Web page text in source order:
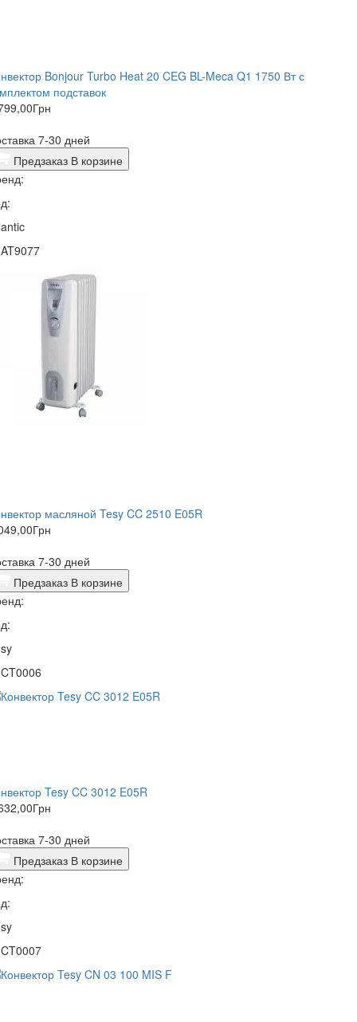
Bonjour Turbo Heat 20 CEG BL-Meca Q1 1750 Вт с
подставок
Грн
7-30 дней
Предзаказ В корзине
масляной Tesy CC 2510 E05R
Грн
7-30 дней
Предзаказ В корзине
Tesy CC 3012 E05R
Грн
7-30 дней
Предзаказ В корзине